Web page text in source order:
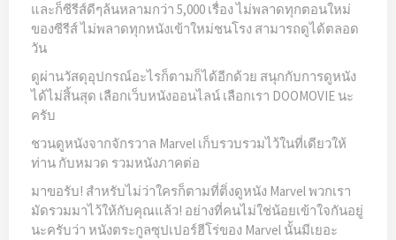
และก็ซีรีส์ดีๆล้นหลามกว่า 5,000 เรื่อง ไม่พลาดทุกตอนใหม่
ของซีรีส์ ไม่พลาดทุกหนังเข้าใหม่ชนโรง สามารถดูได้ตลอด
วัน
ดูผ่านวัสดุอุปกรณ์อะไรก็ตามก็ได้อีกด้วย สนุกกับการดูหนัง
ได้ไม่สิ้นสุด เลือกเว็บหนังออนไลน์ เลือกเรา DOOMOVIE นะ
ครับ
ชวนดูหนังจากจักรวาล Marvel เก็บรวบรวมไว้ในที่เดียวให้
ท่าน กับหมวด รวมหนังภาคต่อ
มาขอรับ! สำหรับไม่ว่าใครก็ตามที่ติ่งดูหนัง Marvel พวกเรา
มัดรวมมาไว้ให้กับคุณแล้ว! อย่างที่คนไม่ใช่น้อยเข้าใจกันอยู่
นะครับว่า หนังตระกูลซุปเปอร์ฮีโร่ของ Marvel นั้นมีเยอะ